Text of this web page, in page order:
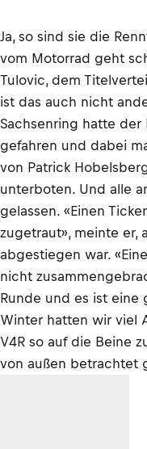
Ja, so sind sie die
vom Motorrad geht
Tulovic, dem
ist das auch nicht
Sachsenring hatte
gefahren und dabei
von Patrick
unterboten. Und alle
gelassen. «Einen
zugetraut», meinte er,
abgestiegen war.
nicht
Runde und es ist eine
Winter hatten wir viel
V4R so auf die Beine
von außen betrachtet